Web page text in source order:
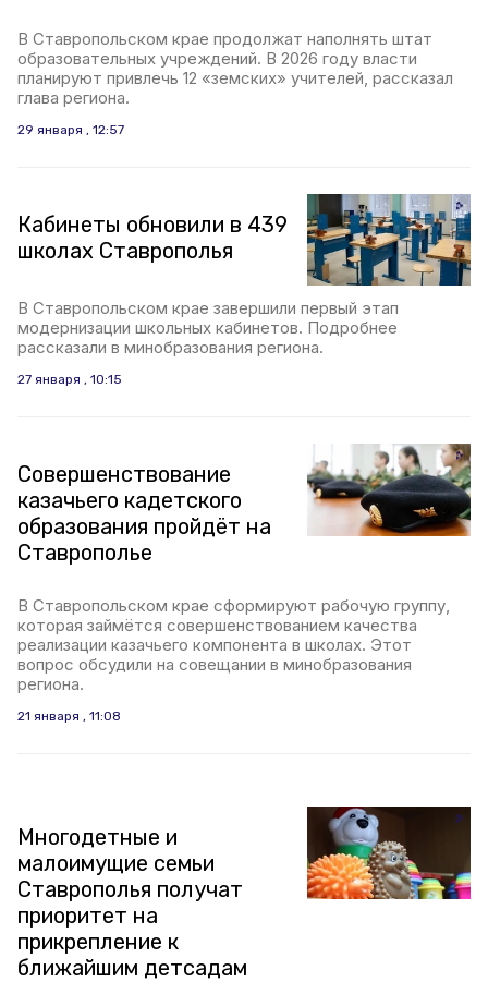
В Ставропольском крае продолжат наполнять штат
образовательных учреждений. В 2026 году власти
планируют привлечь 12 «земских» учителей, рассказал
глава региона.
29 января , 12:57
Кабинеты обновили в 439
школах Ставрополья
В Ставропольском крае завершили первый этап
модернизации школьных кабинетов. Подробнее
рассказали в минобразования региона.
27 января , 10:15
Совершенствование
казачьего кадетского
образования пройдёт на
Ставрополье
В Ставропольском крае сформируют рабочую группу,
которая займётся совершенствованием качества
реализации казачьего компонента в школах. Этот
вопрос обсудили на совещании в минобразования
региона.
21 января , 11:08
Многодетные и
малоимущие семьи
Ставрополья получат
приоритет на
прикрепление к
ближайшим детсадам